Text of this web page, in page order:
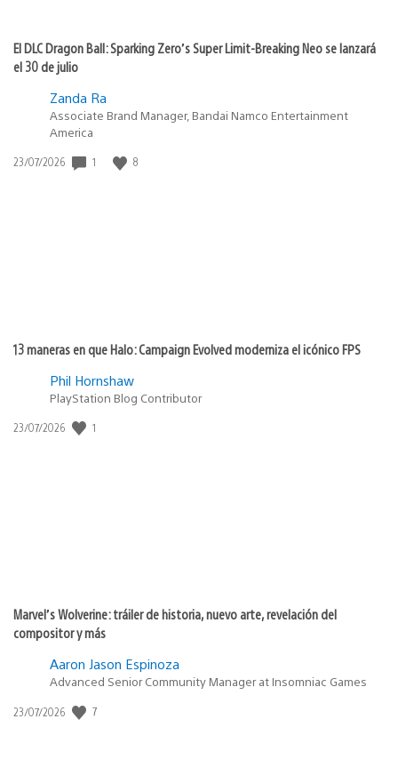
El DLC Dragon Ball: Sparking Zero’s Super Limit-Breaking Neo se lanzará
el 30 de julio
Zanda Ra
Associate Brand Manager, Bandai Namco Entertainment
America
Fecha
23/07/2026 1 8
13 maneras en que Halo: Campaign Evolved moderniza el icónico FPS
Phil Hornshaw
PlayStation Blog Contributor
Fecha
23/07/2026 1
Marvel’s Wolverine: tráiler de historia, nuevo arte, revelación del
compositor y más
Aaron Jason Espinoza
Advanced Senior Community Manager at Insomniac Games
Fecha
23/07/2026 7